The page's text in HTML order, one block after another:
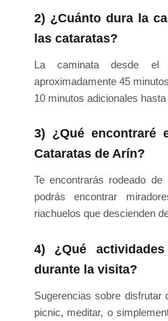
2) ¿Cuánto dura la
las cataratas?
La caminata desde
aproximadamente 45
10 minutos adicionales
3) ¿Qué encontraré
Cataratas de Arín?
Te encontrarás rodeado
podrás encontrar
riachuelos que descienden
4) ¿Qué
durante la visita?
Sugerencias sobre disfrutar
picnic, meditar, o